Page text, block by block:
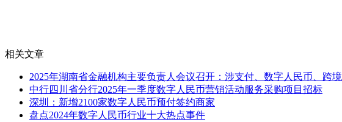
相关文章
2025年湖南省金融机构主要负责人会议召开：涉支付、数字人民币、跨
中行四川省分行2025年一季度数字人民币营销活动服务采购项目招标
深圳：新增2100家数字人民币预付签约商家
盘点2024年数字人民币行业十大热点事件